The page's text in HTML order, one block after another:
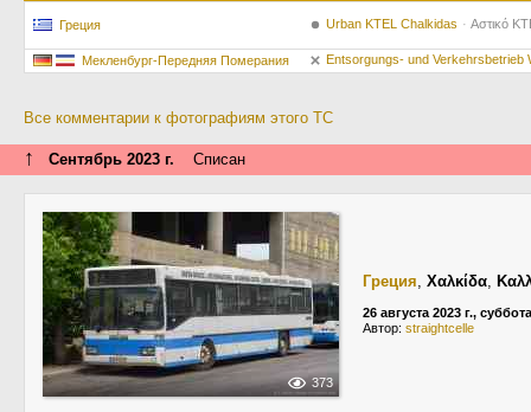
Греция Urban KTEL Chalkidas Αστικό
Мекленбург-Передняя Померания Entsorgungs- und Verkehrsbetrieb
Все комментарии к фотографиям этого ТС
↑ Сентябрь 2023 г. Списан
373
Греция, Χαλκίδα,
26 августа 2023 г., суббота
Автор: straightcelle